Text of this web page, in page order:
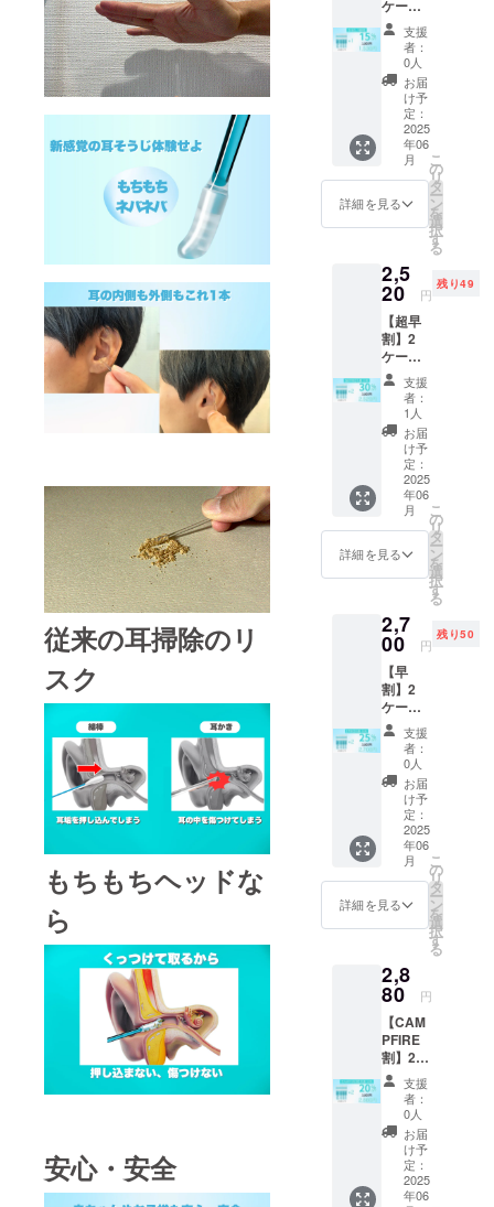
従来の耳掃除のリ
スク
もちもちヘッドな
ら
安心・安全
より下
がる可
能性も
ござい
ます。
※デザイ
ン・仕
様は変
更にな
る可能
性もご
ざいま
い。 ※
ご注文
状況、
使用部
材の供
給状
況、製
造工程
上の都
合等に
より出
荷時期
が遅れ
る場合
があり
ます。
ケース
(24本入
り) ［希
望小売
価格
1,800円
20%OF
F］ ※皆
様のご
支援に
より量
産効率
が向上
合、正
規販売
価格が
販売予
定価格
より下
がる可
能性も
ござい
ます。
※デザイ
ン・仕
様は変
更にな
る可能
性もご
ざいま
い。 ※
ご注文
状況、
使用部
材の供
給状
況、製
造工程
上の都
合等に
より出
荷時期
が遅れ
る場合
があり
ます。
支援
者：
0人
お届
け予
定：
2025
年06
月
詳細を見る
こ
の
リ
タ
ー
ン
を
選
択
す
る
2,5
20 円
残り49
【超早
割】2
ケース
(24本入
り) ［希
望小売
価格
3,600円
30%OF
F］ ※皆
様のご
支援に
より量
産効率
が向上
合、正
規販売
価格が
販売予
定価格
より下
がる可
能性も
ござい
ます。
※デザイ
ン・仕
様は変
更にな
る可能
性もご
ざいま
い。 ※
ご注文
状況、
使用部
材の供
給状
況、製
造工程
上の都
合等に
より出
荷時期
が遅れ
る場合
支援
者：
1人
お届
け予
定：
2025
年06
月
詳細を見る
こ
の
リ
タ
ー
ン
を
選
択
す
る
2,7
00 円
残り50
【早
割】2
ケース
(24本入
り) ［希
望小売
価格
3,600円
25%OF
F］ ※皆
様のご
支援に
より量
産効率
が向上
合、正
規販売
価格が
販売予
定価格
より下
がる可
能性も
ござい
ます。
※デザイ
ン・仕
様は変
更にな
支援
者：
0人
お届
け予
定：
2025
年06
月
詳細を見る
こ
の
リ
タ
ー
ン
を
選
択
す
る
2,8
80 円
【CAM
PFIRE
割】2
ケース
(24本入
り) ［希
望小売
価格
3,600円
20%OF
支援
者：
0人
お届
け予
定：
2025
年06